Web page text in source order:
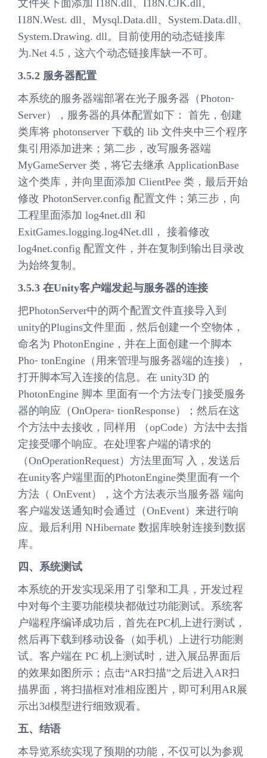
文件夹下面添加 I18N.dll、I18N.CJK.dll、
I18N.West. dll、Mysql.Data.dll、System.Data.dll、
System.Drawing. dll。目前使用的动态链接库
为.Net 4.5，这六个动态链接库缺一不可。
3.5.2 服务器配置
本系统的服务器端部署在光子服务器（Photon⁃
Server），服务器的具体配置如下： 首先，创建
类库将 photonserver 下载的 lib 文件夹中三个程序
集引用添加进来；第二步，改写服务器端
MyGameServer 类，将它去继承 ApplicationBase
这个类库，并向里面添加 ClientPee 类，最后开始
修改 PhotonServer.config 配置文件；第三步，向
工程里面添加 log4net.dll 和
ExitGames.logging.log4Net.dll， 接着修改
log4net.config 配置文件，并在复制到输出目录改
为始终复制。
3.5.3 在Unity客户端发起与服务器的连接
把PhotonServer中的两个配置文件直接导入到
unity的Plugins文件里面，然后创建一个空物体，
命名为 PhotonEngine，并在上面创建一个脚本
Pho⁃ tonEngine（用来管理与服务器端的连接），
打开脚本写入连接的信息。在 unity3D 的
PhotonEngine 脚本 里面有一个方法专门接受服务
器的响应（OnOpera⁃ tionResponse）；然后在这
个方法中去接收，同样用 （opCode）方法中去指
定接受哪个响应。在处理客户端的请求的
（OnOperationRequest）方法里面写 入，发送后
在unity客户端里面的PhotonEngine类里面有一个
方法（ OnEvent），这个方法表示当服务器 端向
客户端发送通知时会通过（OnEvent）来进行响
应。最后利用 NHibernate 数据库映射连接到数据
库。
四、系统测试
本系统的开发实现采用了引擎和工具，开发过程
中对每个主要功能模块都做过功能测试。系统客
户端程序编译成功后，首先在PC机上进行测试，
然后再下载到移动设备（如手机）上进行功能测
试。客户端在 PC 机上测试时，进入展品界面后
的效果如图所示；点击“AR扫描”之后进入AR扫
描界面，将扫描框对准相应图片，即可利用AR展
示出3d模型进行细致观看。
五、结语
本导览系统实现了预期的功能，不仅可以为参观